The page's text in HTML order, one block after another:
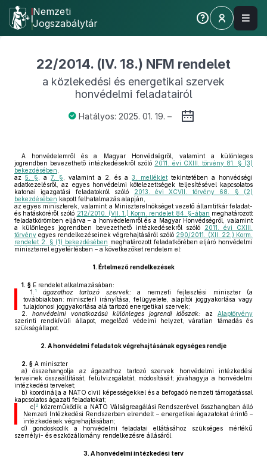
Nemzeti
Jogszabálytár
22/2014. (IV. 18.) NFM rendelet
a közlekedési és energetikai szervek
honvédelmi feladatairól
Hatályos: 2025. 01. 19. –
A honvédelemről és a Magyar Honvédségről, valamint a különleges
jogrendben bevezethető intézkedésekről szóló 2011. évi CXIII. törvény 81. § (3)
bekezdésében
az 5. § , a 7. § , valamint a 2. és a 3. melléklet tekintetében a honvédségi
adatkezelésről, az egyes honvédelmi kötelezettségek teljesítésével kapcsolatos
katonai igazgatási feladatokról szóló
2013. évi XCVII. törvény 68. § (2)
bekezdésében kapott felhatalmazás alapján,
az egyes miniszterek, valamint a Miniszterelnökséget vezető államtitkár feladat-
és hatásköréről szóló 212/2010. (VII. 1.) Korm. rendelet 84. §-ában meghatározott
feladatkörömben eljárva – a honvédelemről és a Magyar Honvédségről, valamint
a különleges jogrendben bevezethető intézkedésekről szóló 2011. évi CXIII.
törvény egyes rendelkezéseinek végrehajtásáról szóló 290/2011. (XII. 22.) Korm.
rendelet 2. § (1) bekezdésében meghatározott feladatkörében eljáró honvédelmi
miniszterrel egyetértésben – a következőket rendelem el:
1. Értelmező rendelkezések
1. § E rendelet alkalmazásában:
1. 1 ágazathoz tartozó szervek:a nemzeti fejlesztési miniszter (a
továbbiakban: miniszter) irányítása, felügyelete, alapítói joggyakorlása vagy
tulajdonosi joggyakorlása alá tartozó energetikai szervek;
2.
honvédelmi vonatkozású különleges jogrendi időszak: azAlaptörvény
szerinti rendkívüli állapot, megelőző védelmi helyzet, váratlan támadás és
szükségállapot.
2. A honvédelmi feladatok végrehajtásának egységes rendje
2. § A miniszter
a) összehangolja az ágazathoz tartozó szervek honvédelmi intézkedési
terveinek összeállítását, felülvizsgálatát, módosítását; jóváhagyja a honvédelmi
intézkedési terveket;
b) koordinálja a NATO civil képességekkel és a befogadó nemzeti támogatással
kapcsolatos ágazati feladatokat;
c)2 közreműködik a NATO Válságreagálási Rendszerével összhangban álló
Nemzeti Intézkedési Rendszerben elrendelt – energetikai ágazatokat érintő –
intézkedések végrehajtásában;
d) gondoskodik a honvédelmi feladatai ellátásához szükséges mértékű
személyi- és eszközállomány rendelkezésre állásáról.
3. A honvédelmi intézkedési terv